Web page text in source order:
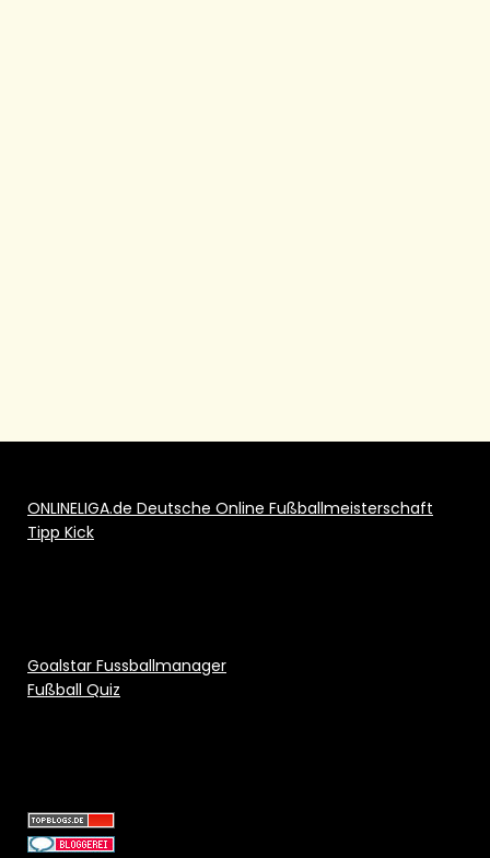
ONLINELIGA.de Deutsche Online Fußballmeisterschaft
Tipp Kick
Goalstar Fussballmanager
Fußball Quiz